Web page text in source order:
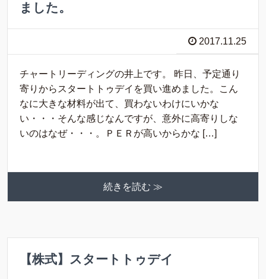
ました。
2017.11.25
チャートリーディングの井上です。 昨日、予定通り
寄りからスタートトゥデイを買い進めました。こん
なに大きな材料が出て、買わないわけにいかな
い・・・そんな感じなんですが、意外に高寄りしな
いのはなぜ・・・。ＰＥＲが高いからかな […]
続きを読む ≫
【株式】スタートトゥデイ